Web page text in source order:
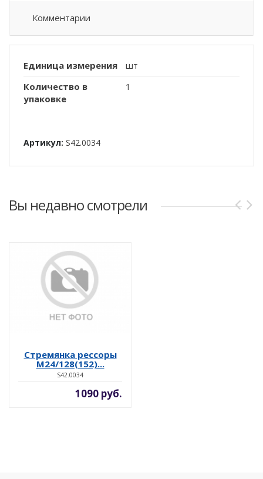
Комментарии
Единица измерения
шт
Количество в
упаковке
1
Артикул: S42.0034
Вы недавно смотрели
Стремянка рессоры
М24/128(152)...
S42.0034
1090 руб.